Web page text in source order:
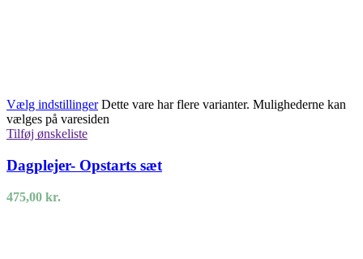
Vælg indstillinger Dette vare har flere varianter. Mulighederne kan
vælges på varesiden
Tilføj ønskeliste
Dagplejer- Opstarts sæt
475,00 kr.